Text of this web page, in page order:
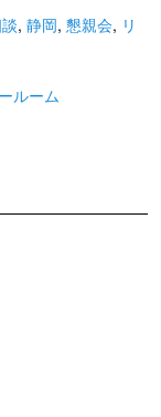
, 静岡, 懇親会, リ
ルーム